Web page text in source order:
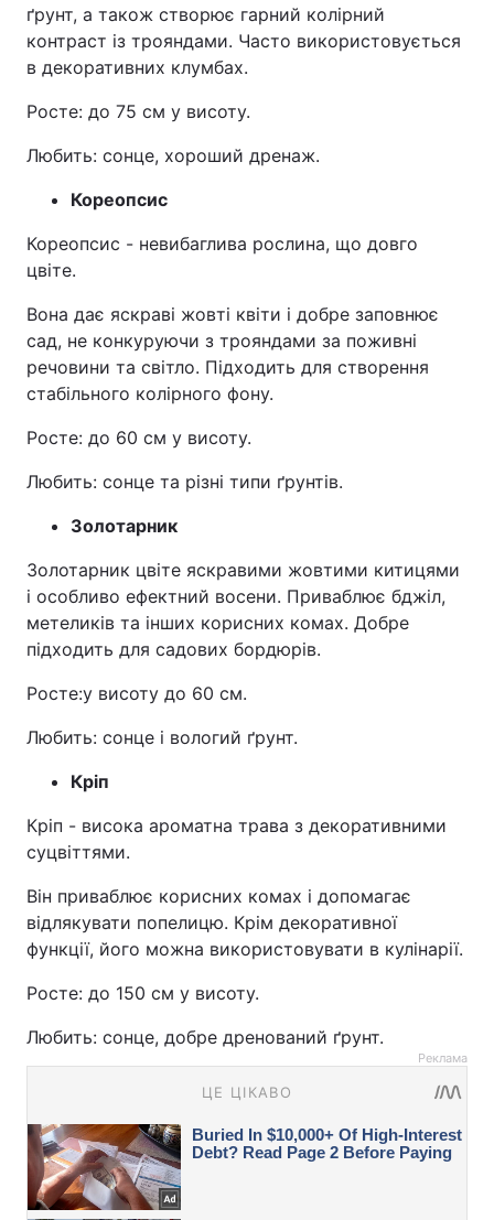
ґрунт, а також створює гарний колірний
контраст із трояндами. Часто використовується
в декоративних клумбах.
Росте: до 75 см у висоту.
Любить: сонце, хороший дренаж.
Кореопсис
Кореопсис - невибаглива рослина, що довго
цвіте.
Вона дає яскраві жовті квіти і добре заповнює
сад, не конкуруючи з трояндами за поживні
речовини та світло. Підходить для створення
стабільного колірного фону.
Росте: до 60 см у висоту.
Любить: сонце та різні типи ґрунтів.
Золотарник
Золотарник цвіте яскравими жовтими китицями
і особливо ефектний восени. Приваблює бджіл,
метеликів та інших корисних комах. Добре
підходить для садових бордюрів.
Росте:у висоту до 60 см.
Любить: сонце і вологий ґрунт.
Кріп
Кріп - висока ароматна трава з декоративними
суцвіттями.
Він приваблює корисних комах і допомагає
відлякувати попелицю. Крім декоративної
функції, його можна використовувати в кулінарії.
Росте: до 150 см у висоту.
Любить: сонце, добре дренований ґрунт.
Реклама